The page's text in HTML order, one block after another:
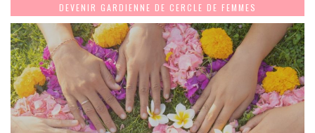
DEVENIR GARDIENNE DE CERCLE DE FEMMES